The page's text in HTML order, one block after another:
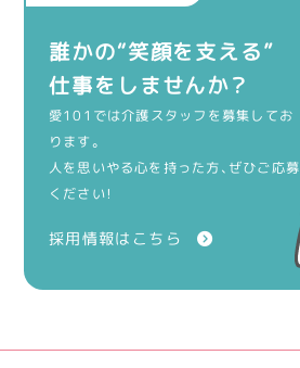
誰かの“笑顔を支える”
仕事をしませんか？
愛101では介護スタッフを募集してお
ります。
人を思いやる心を持った方、ぜひご応募
ください！
採用情報はこちら